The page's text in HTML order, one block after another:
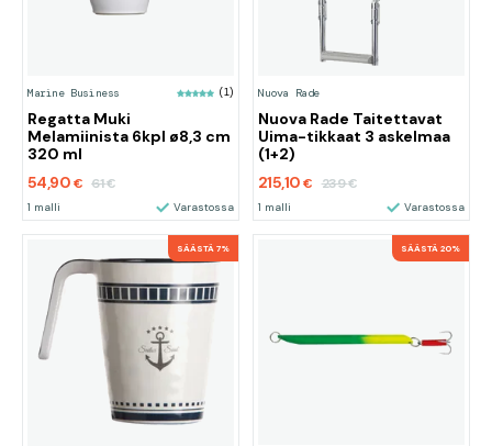
Marine Business (1)
Regatta Muki
Melamiinista 6kpl ø8,3 cm
320 ml
54,90 € 61€
1 malli Varastossa
Nuova Rade
Nuova Rade Taitettavat
Uima-tikkaat 3 askelmaa
(1+2)
215,10€ 239€
1 malli Varastossa
SÄÄSTÄ 7% SÄÄSTÄ 20%